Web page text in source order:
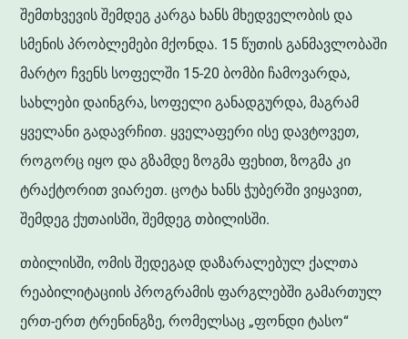
შემთხვევის შემდეგ კარგა ხანს მხედველობის და
სმენის პრობლემები მქონდა. 15 წუთის განმავლობაში
მარტო ჩვენს სოფელში 15-20 ბომბი ჩამოვარდა,
სახლები დაინგრა, სოფელი განადგურდა, მაგრამ
ყველანი გადავრჩით. ყველაფერი ისე დავტოვეთ,
როგორც იყო და გზამდე ზოგმა ფეხით, ზოგმა კი
ტრაქტორით ვიარეთ. ცოტა ხანს ჭუბერში ვიყავით,
შემდეგ ქუთაისში, შემდეგ თბილისში.
თბილისში, ომის შედეგად დაზარალებულ ქალთა
რეაბილიტაციის პროგრამის ფარგლებში გამართულ
ერთ-ერთ ტრენინგზე, რომელსაც „ფონდი ტასო“